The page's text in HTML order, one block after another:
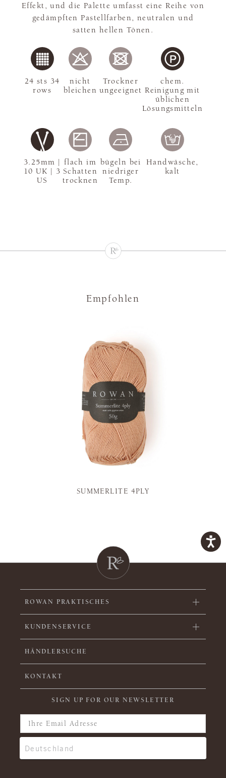
Effekt, und die Palette umfasst eine Reihe von
gedämpften Pastellfarben, neutralen und
satten hellen Tönen.
3.25mm |
10 UK | 3
US
24 sts 34
rows
nicht
bleichen
Trockner
ungeeignet
chem.
Reinigung mit
üblichen
Lösungsmitteln
flach im
Schatten
trocknen
bügeln bei
niedriger
Temp.
Handwäsche,
kalt
Empfohlen
SUMMERLITE 4PLY
ROWAN PRAKTISCHES
KUNDENSERVICE
HÄNDLERSUCHE
KONTAKT
SIGN UP FOR OUR NEWSLETTER